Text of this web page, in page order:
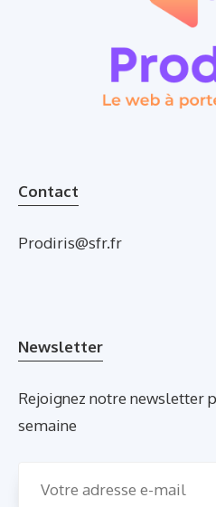
Contact
Prodiris@sfr.fr
Newsletter
Rejoignez notre newsletter
semaine